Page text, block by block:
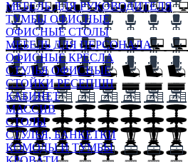
МЕБЕЛЬ ДЛЯ РУКОВОДИТЕЛЯ
ТУМБЫ ОФИСНЫЕ
ОФИСНЫЕ СТОЛЫ
МЕБЕЛЬ ДЛЯ ПЕРСОНАЛА
ОФИСНЫЕ КРЕСЛА
СТУЛЬЯ ОФИСНЫЕ
СТОЙКИ РЕСЕПШН
КАБИНЕТ
МАССИВ
СТОЛЫ
СТУЛЬЯ, БАНКЕТКИ
КОМОДЫ И ТУМБЫ